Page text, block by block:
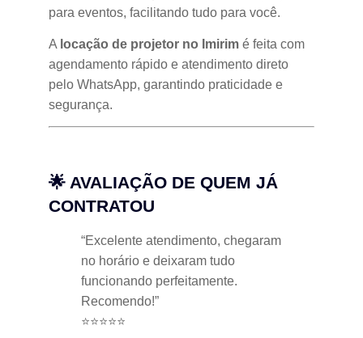
para eventos, facilitando tudo para você.
A locação de projetor no Imirim é feita com
agendamento rápido e atendimento direto
pelo WhatsApp, garantindo praticidade e
segurança.
🌟 AVALIAÇÃO DE QUEM JÁ
CONTRATOU
“Excelente atendimento, chegaram
no horário e deixaram tudo
funcionando perfeitamente.
Recomendo!”
⭐⭐⭐⭐⭐